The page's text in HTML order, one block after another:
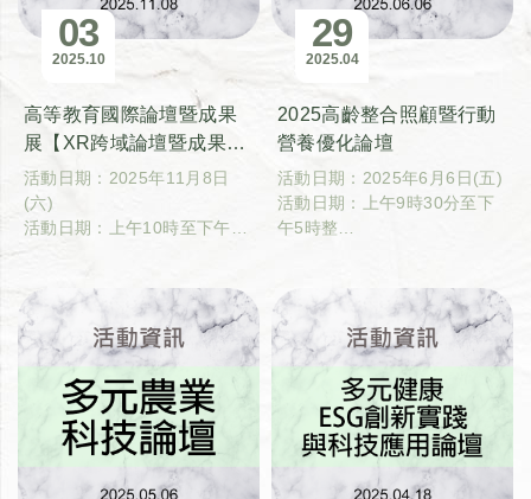
03
10
2025
高等教育國際論壇暨成果
展【XR跨域論壇暨成果
展】
活動日期：2025年11月8日
(六)
活動日期：上午10時至下午5
教學館1F、2F、3F
29
04
2025
2025高齡整合照顧暨行動
營養優化論壇
活動日期：2025年6月6日(五)
活動日期：上午9時30分至下
午5時整
廣中心（雲林縣虎尾鎮學府西
路8號鋤禾館）